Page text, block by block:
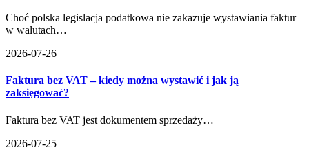
Choć polska legislacja podatkowa nie zakazuje wystawiania faktur
w walutach…
2026-07-26
Faktura bez VAT – kiedy można wystawić i jak ją
zaksięgować?
Faktura bez VAT jest dokumentem sprzedaży…
2026-07-25